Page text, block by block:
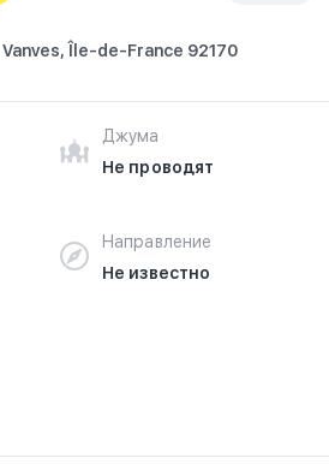
Ваше духовное путешествие
Vanves, Île-de-France 92170
Джума
Не проводят
Направление
Не известно